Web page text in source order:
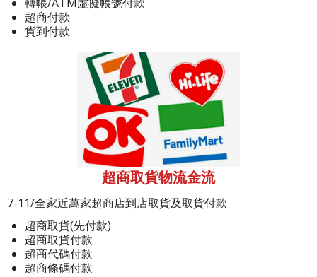
超商付款
貨到付款
超商取貨物流金流
7-11/全家近萬家超商店到店取貨及取貨付款
超商取貨(先付款)
超商取貨付款
超商代碼付款
超商條碼付款